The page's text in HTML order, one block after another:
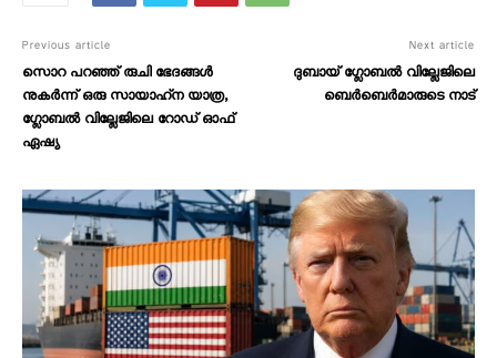
Previous article
സൊറ പറഞ്ഞ് രുചി ഭേദങ്ങൾ
നുകർന്ന് ഒരു സായാഹ്‌ന യാത്ര,
ഗ്ലോബൽ വില്ലേജിലെ റോഡ് ഓഫ്
ഏഷ്യ
Next article
ദുബായ് ഗ്ലോബൽ വില്ലേജിലെ
ബെർബെർമാരുടെ നാട്